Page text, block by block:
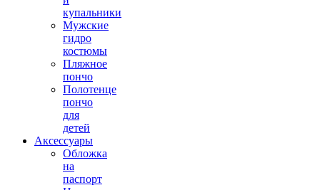
купальники
Мужские
гидро
костюмы
Пляжное
пончо
Полотенце
пончо
для
детей
Аксессуары
Обложка
на
паспорт